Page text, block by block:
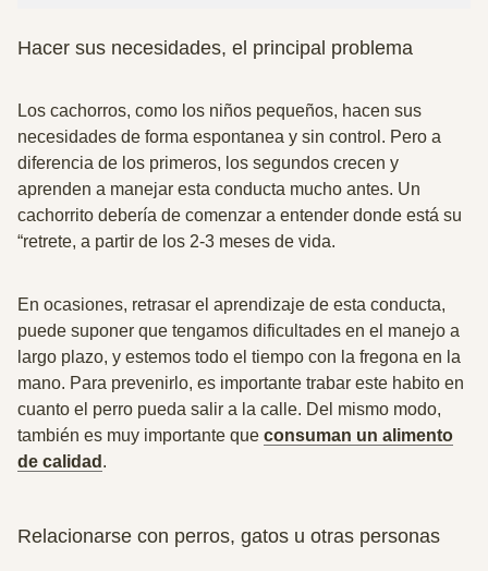
Hacer sus necesidades, el principal problema
Los cachorros, como los niños pequeños, hacen sus
necesidades de forma espontanea y sin control. Pero a
diferencia de los primeros, los segundos crecen y
aprenden a manejar esta conducta mucho antes. Un
cachorrito debería de comenzar a entender donde está su
“retrete, a partir de los 2-3 meses de vida.
En ocasiones, retrasar el aprendizaje de esta conducta,
puede suponer que tengamos dificultades en el manejo a
largo plazo, y estemos todo el tiempo con la fregona en la
mano. Para prevenirlo, es importante trabar este habito en
cuanto el perro pueda salir a la calle. Del mismo modo,
también es muy importante que consuman un alimento
de calidad .
Relacionarse con perros, gatos u otras personas